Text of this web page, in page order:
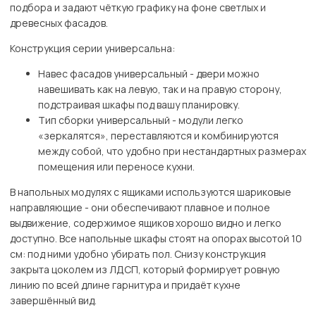
подбора и задают чёткую графику на фоне светлых и
древесных фасадов.
Конструкция серии универсальна:
Навес фасадов универсальный - двери можно
навешивать как на левую, так и на правую сторону,
подстраивая шкафы под вашу планировку.
Тип сборки универсальный - модули легко
«зеркалятся», переставляются и комбинируются
между собой, что удобно при нестандартных размерах
помещения или переносе кухни.
В напольных модулях с ящиками используются шариковые
направляющие - они обеспечивают плавное и полное
выдвижение, содержимое ящиков хорошо видно и легко
доступно. Все напольные шкафы стоят на опорах высотой 10
см: под ними удобно убирать пол. Снизу конструкция
закрыта цоколем из ЛДСП, который формирует ровную
линию по всей длине гарнитура и придаёт кухне
завершённый вид.